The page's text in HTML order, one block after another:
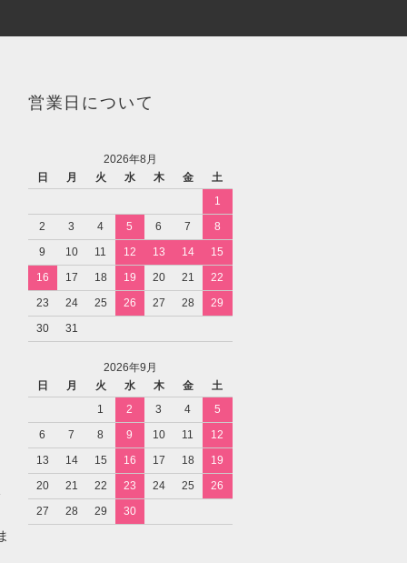
営業日について
2026年8月
日
月 火 水 木 金
土
1
2
3 4 5 6 7
8
9
10 11 12 13 14
15
16
17 18 19 20 21
22
23
24 25 26 27 28
29
30
31
2026年9月
日
月 火 水 木 金
土
1
2 3 4
5
6
7 8 9 10 11
12
13
14 15 16 17 18
19
20
21 22 23 24 25
26
27
28 29 30